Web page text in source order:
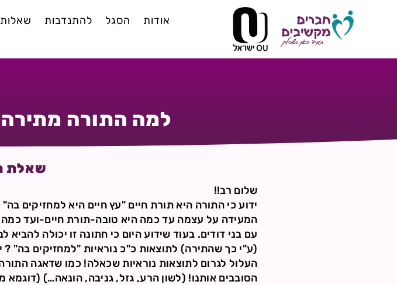
אודות הסגל להתנדבות
למה התורה מתירה
שאלת
שלום רב!!
ידוע כי התורה היא תורת חיים "עץ חיים היא למחזיקים
המעידה על עצמה עד כמה היא טובה-תורת חיים-ועד כמה
עם בני דודים. בעוד שידוע היום כי חתונה זו יכולה
(ע"י כך שהתירה) לתוצאות כ"כ נוראיות "למחזיקים בה" ?
העלול לגרום לתוצאות נוראיות שכאלה! כמו שדאגה
הסובבים אותנו! (לשון הרע, גזל, גניבה, הונאה…)